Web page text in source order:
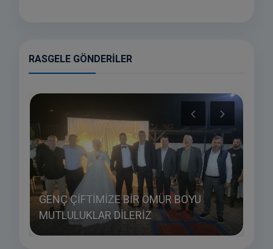
RASGELE GÖNDERILER
GENÇ ÇİFTİMİZE BİR ÖMÜR BOYU
MUTLULUKLAR DİLERİZ